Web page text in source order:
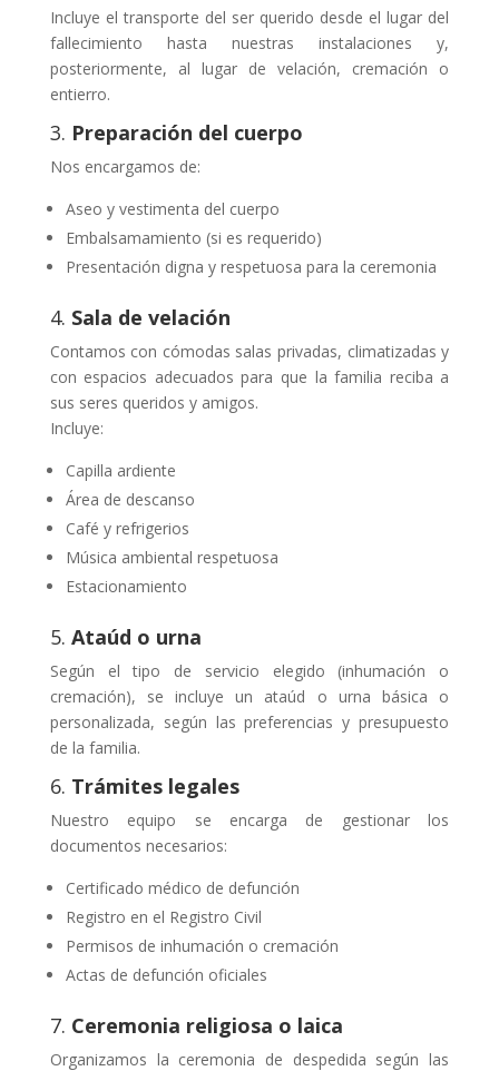
Incluye el transporte del ser querido desde el lugar del
fallecimiento hasta nuestras instalaciones y,
posteriormente, al lugar de velación, cremación o
entierro.
3. Preparación del cuerpo
Nos encargamos de:
Aseo y vestimenta del cuerpo
Embalsamamiento (si es requerido)
Presentación digna y respetuosa para la ceremonia
4. Sala de velación
Contamos con cómodas salas privadas, climatizadas y
con espacios adecuados para que la familia reciba a
sus seres queridos y amigos.
Incluye:
Capilla ardiente
Área de descanso
Café y refrigerios
Música ambiental respetuosa
Estacionamiento
5. Ataúd o urna
Según el tipo de servicio elegido (inhumación o
cremación), se incluye un ataúd o urna básica o
personalizada, según las preferencias y presupuesto
de la familia.
6. Trámites legales
Nuestro equipo se encarga de gestionar los
documentos necesarios:
Certificado médico de defunción
Registro en el Registro Civil
Permisos de inhumación o cremación
Actas de defunción oficiales
7. Ceremonia religiosa o laica
Organizamos la ceremonia de despedida según las